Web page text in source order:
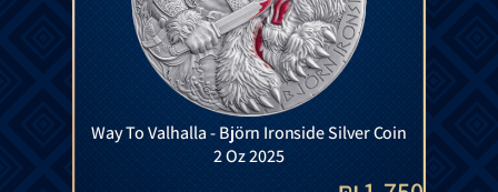
Way To Valhalla - Björn Ironside Silver Coin
2 Oz 2025